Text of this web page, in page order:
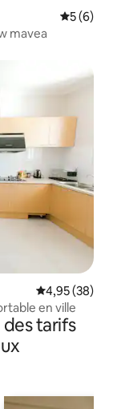
5 (6)
mavea
Évaluation
4,95 (38)
en ville
tarifs